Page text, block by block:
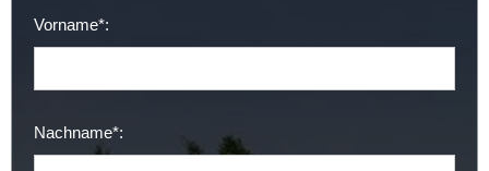
Vorname*:
Nachname*: